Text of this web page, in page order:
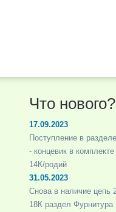
Что нового?
17.09.2023
Поступление в
- концевик в
14К/родий
31.05.2023
Снова в наличие цепь
18К раздел Фурнитура